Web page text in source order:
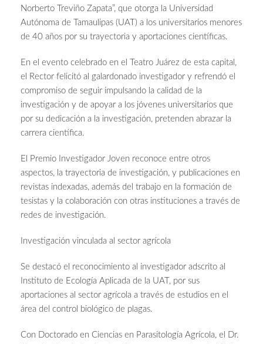
Norberto Treviño Zapata”, que otorga la Universidad
Autónoma de Tamaulipas (UAT) a los universitarios menores
de 40 años por su trayectoria y aportaciones científicas.
En el evento celebrado en el Teatro Juárez de esta capital,
el Rector felicitó al galardonado investigador y refrendó el
compromiso de seguir impulsando la calidad de la
investigación y de apoyar a los jóvenes universitarios que
por su dedicación a la investigación, pretenden abrazar la
carrera científica.
El Premio Investigador Joven reconoce entre otros
aspectos, la trayectoria de investigación, y publicaciones en
revistas indexadas, además del trabajo en la formación de
tesistas y la colaboración con otras instituciones a través de
redes de investigación.
Investigación vinculada al sector agrícola
Se destacó el reconocimiento al investigador adscrito al
Instituto de Ecología Aplicada de la UAT, por sus
aportaciones al sector agrícola a través de estudios en el
área del control biológico de plagas.
Con Doctorado en Ciencias en Parasitología Agrícola, el Dr.